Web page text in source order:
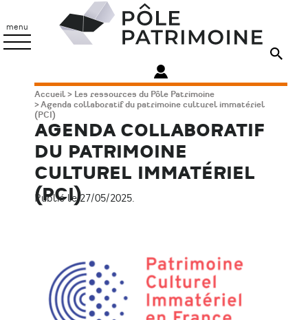
contenu
principal
menu
Patrimoine
Fil
d'Ariane
Accueil
Les ressources du Pôle Patrimoine
Agenda collaboratif du patrimoine culturel immatériel
(PCI)
AGENDA COLLABORATIF
DU PATRIMOINE
CULTUREL IMMATÉRIEL
(PCI)
Publié le 27/05/2025.